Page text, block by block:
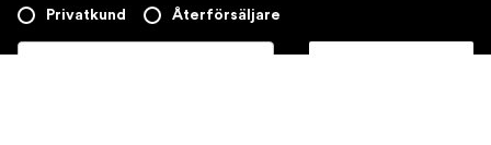
Privatkund Återförsäljare